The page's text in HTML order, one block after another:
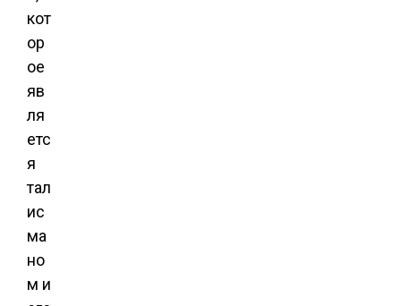
кот
ор
ое
яв
ля
етс
я
тал
ис
ма
но
м и